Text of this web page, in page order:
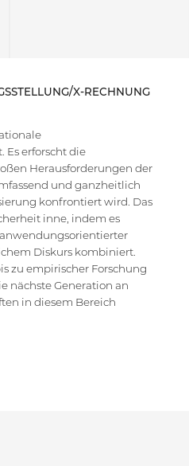
X-RECHNUNG
erforscht die
Herausforderungen der
und ganzheitlich
konfrontiert wird. Das
inne, indem es
Diskurs kombiniert.
zu empirischer Forschung
nächste Generation an
in diesem Bereich